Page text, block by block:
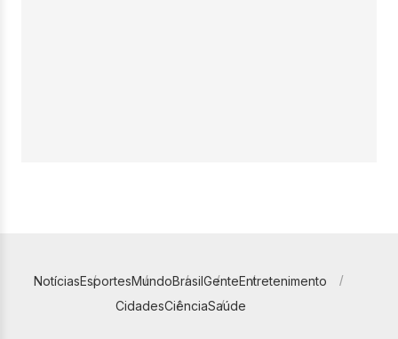
NotíciasEsportesMundoBrasilGenteEntretenimento
CidadesCiênciaSaúde